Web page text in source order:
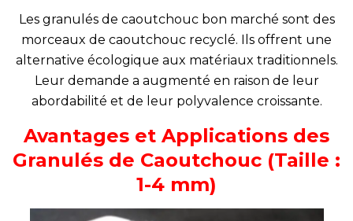
Les granulés de caoutchouc bon marché sont des
morceaux de caoutchouc recyclé. Ils offrent une
alternative écologique aux matériaux traditionnels.
Leur demande a augmenté en raison de leur
abordabilité et de leur polyvalence croissante.
Avantages et Applications des
Granulés de Caoutchouc (Taille :
1-4 mm)